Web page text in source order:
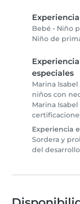
Bebé • Niño
Niño de
especiales
Marina
niños con
Marina
Experiencia
Sordera y
del desarrollo